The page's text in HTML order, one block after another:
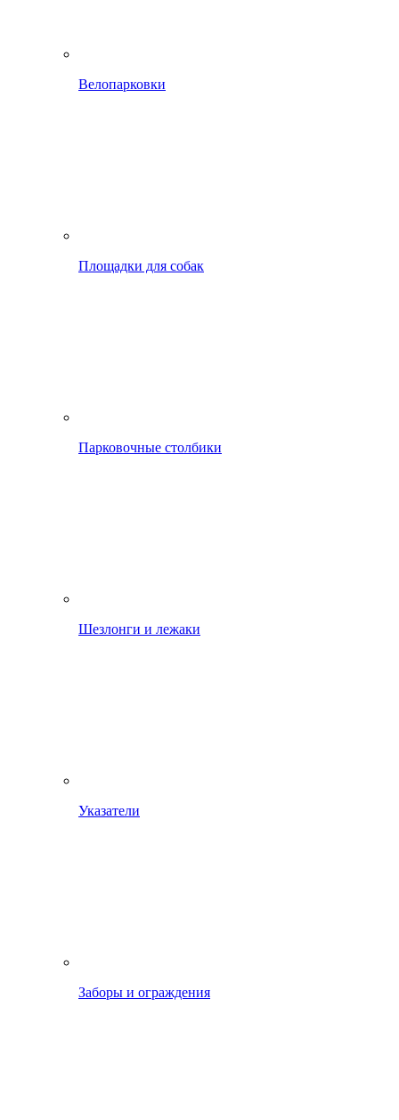
Велопарковки
Площадки для собак
Парковочные столбики
Шезлонги и лежаки
Указатели
Заборы и ограждения